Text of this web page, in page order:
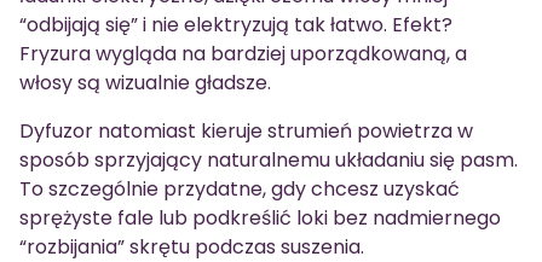
“odbijają się” i nie elektryzują tak łatwo. Efekt?
Fryzura wygląda na bardziej uporządkowaną, a
włosy są wizualnie gładsze.
Dyfuzor natomiast kieruje strumień powietrza w
sposób sprzyjający naturalnemu układaniu się pasm.
To szczególnie przydatne, gdy chcesz uzyskać
sprężyste fale lub podkreślić loki bez nadmiernego
“rozbijania” skrętu podczas suszenia.